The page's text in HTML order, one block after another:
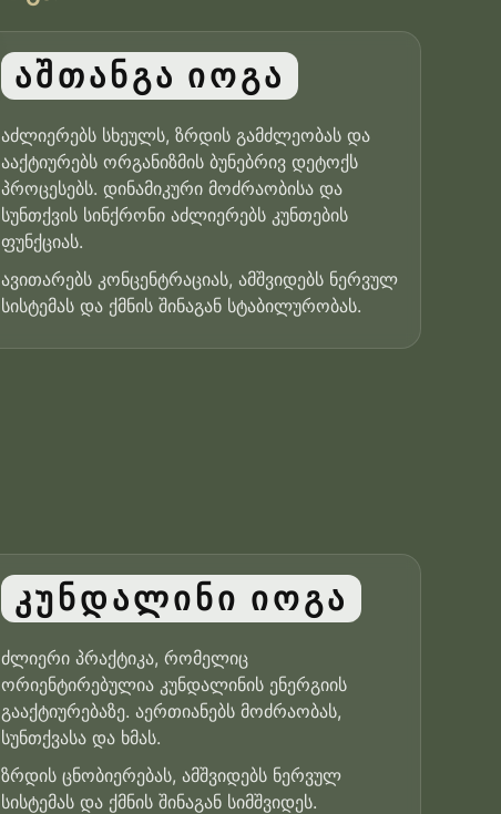
აშთანგა იოგა
აძლიერებს სხეულს, ზრდის გამძლეობას და
ააქტიურებს ორგანიზმის ბუნებრივ დეტოქს
პროცესებს. დინამიკური მოძრაობისა და
სუნთქვის სინქრონი აძლიერებს კუნთების
ფუნქციას.
ავითარებს კონცენტრაციას, ამშვიდებს ნერვულ
სისტემას და ქმნის შინაგან სტაბილურობას.
კუნდალინი იოგა
ძლიერი პრაქტიკა, რომელიც
ორიენტირებულია კუნდალინის ენერგიის
გააქტიურებაზე. აერთიანებს მოძრაობას,
სუნთქვასა და ხმას.
ზრდის ცნობიერებას, ამშვიდებს ნერვულ
სისტემას და ქმნის შინაგან სიმშვიდეს.